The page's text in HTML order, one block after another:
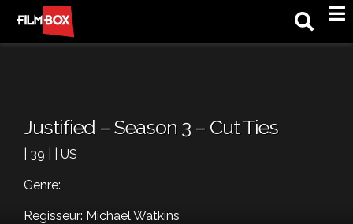
Justified – Season 3 – Cut Ties
| 39 | | US
Genre:
Regisseur: Michael Watkins